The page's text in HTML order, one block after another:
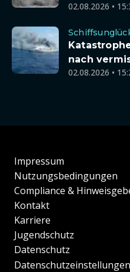
02.08.2026 •
nach
02.08.2026 •
Impressum
Nutzungsbedingungen
Compliance &
Kontakt
Karriere
Jugendschutz
Datenschutz
Datenschutzeinstellungen